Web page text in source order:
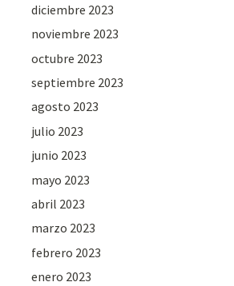
diciembre 2023
noviembre 2023
octubre 2023
septiembre 2023
agosto 2023
julio 2023
junio 2023
mayo 2023
abril 2023
marzo 2023
febrero 2023
enero 2023